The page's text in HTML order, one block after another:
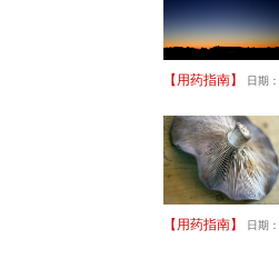
【 用药指南】 日期：
【 用药指南】 日期：